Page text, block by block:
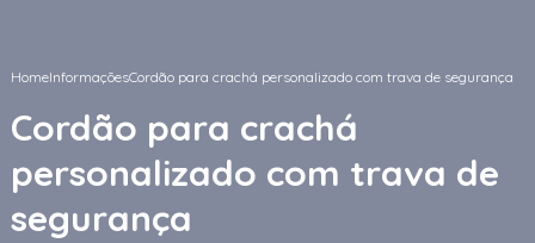
HomeInformaçõesCordão para crachá personalizado com trava de segurança
Cordão para crachá
personalizado com trava de
segurança